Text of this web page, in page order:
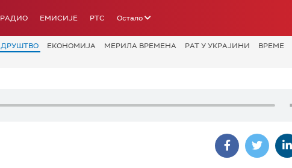
РАДИО ЕМИСИЈЕ РТС Остало
ДРУШТВО ЕКОНОМИЈА МЕРИЛА ВРЕМЕНА РАТ У УКРАЈИНИ ВРЕМЕ